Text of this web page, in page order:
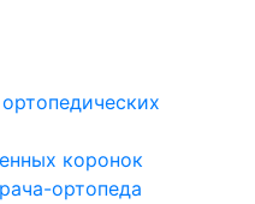
коронок
ортопеда